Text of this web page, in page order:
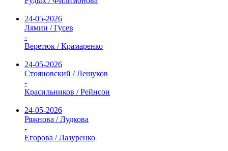
24-05-2026
Лямин / Гусев
-
Веретюк / Крамаренко
24-05-2026
Стояновский / Лешуков
-
Красильников / Рейнсон
24-05-2026
Ряжнова / Лудкова
-
Егорова / Лазуренко